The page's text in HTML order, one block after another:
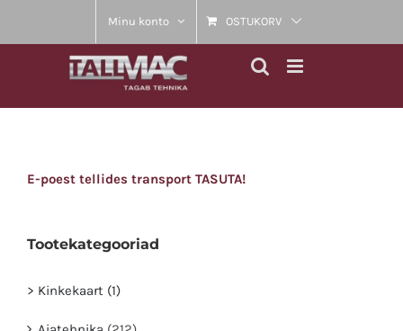
Minu konto OSTUKORV
E-poest tellides transport TASUTA!
Tootekategooriad
> Kinkekaart (1)